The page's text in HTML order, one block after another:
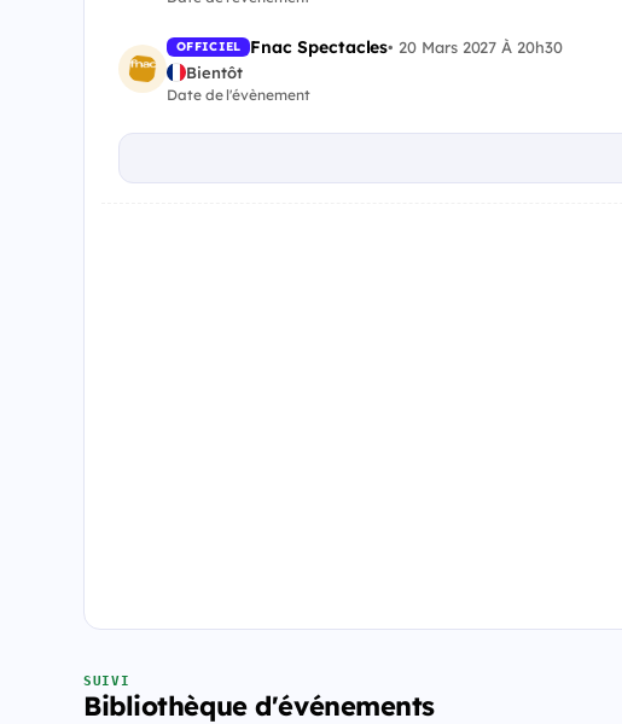
OFFICIEL Fnac Spectacles• 20 Mars 2027 À 20h30
Bientôt
Date de l'évènement
SUIVI
Bibliothèque d'événements